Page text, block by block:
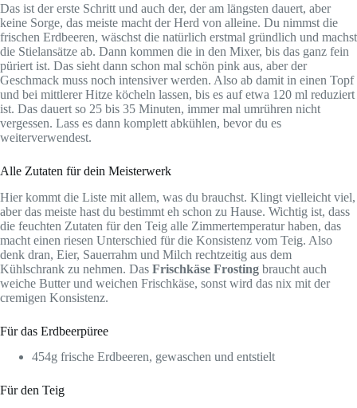
Das ist der erste Schritt und auch der, der am längsten dauert, aber
keine Sorge, das meiste macht der Herd von alleine. Du nimmst die
frischen Erdbeeren, wäschst die natürlich erstmal gründlich und machst
die Stielansätze ab. Dann kommen die in den Mixer, bis das ganz fein
püriert ist. Das sieht dann schon mal schön pink aus, aber der
Geschmack muss noch intensiver werden. Also ab damit in einen Topf
und bei mittlerer Hitze köcheln lassen, bis es auf etwa 120 ml reduziert
ist. Das dauert so 25 bis 35 Minuten, immer mal umrühren nicht
vergessen. Lass es dann komplett abkühlen, bevor du es
weiterverwendest.
Alle Zutaten für dein Meisterwerk
Hier kommt die Liste mit allem, was du brauchst. Klingt vielleicht viel,
aber das meiste hast du bestimmt eh schon zu Hause. Wichtig ist, dass
die feuchten Zutaten für den Teig alle Zimmertemperatur haben, das
macht einen riesen Unterschied für die Konsistenz vom Teig. Also
denk dran, Eier, Sauerrahm und Milch rechtzeitig aus dem
Kühlschrank zu nehmen. Das Frischkäse Frosting braucht auch
weiche Butter und weichen Frischkäse, sonst wird das nix mit der
cremigen Konsistenz.
Für das Erdbeerpüree
454g frische Erdbeeren, gewaschen und entstielt
Für den Teig